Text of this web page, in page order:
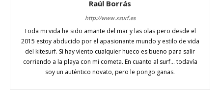
Raúl Borrás
http://www.xsurf.es
Toda mi vida he sido amante del mar y las olas pero desde el
2015 estoy abducido por el apasionante mundo y estilo de vida
del kitesurf. Si hay viento cualquier hueco es bueno para salir
corriendo a la playa con mi cometa. En cuanto al surf... todavía
soy un auténtico novato, pero le pongo ganas.